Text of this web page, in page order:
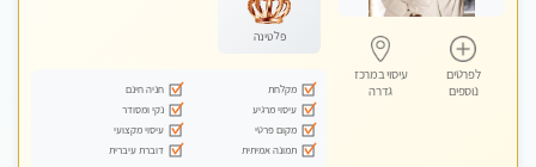
לפרטים
נוספים
עיסוי במרכז
גדרה
פלטינה
מקלחת
חניה חינם
עיסוי מרגיע
נקי ומסודר
מקום פרטי
עיסוי מקצועי
תמונה אמיתית
דוברת עיברית